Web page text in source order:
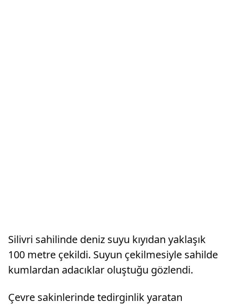
Silivri sahilinde deniz suyu kıyıdan yaklaşık
100 metre çekildi. Suyun çekilmesiyle sahilde
kumlardan adacıklar oluştuğu gözlendi.
Çevre sakinlerinde tedirginlik yaratan